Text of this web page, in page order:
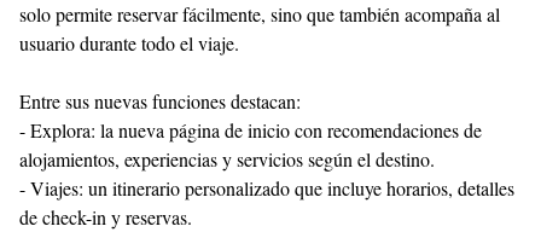
solo permite reservar fácilmente, sino que también acompaña al
usuario durante todo el viaje.
Entre sus nuevas funciones destacan:
- Explora: la nueva página de inicio con recomendaciones de
alojamientos, experiencias y servicios según el destino.
- Viajes: un itinerario personalizado que incluye horarios, detalles
de check-in y reservas.